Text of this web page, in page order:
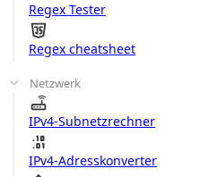
Regex Tester
Regex cheatsheet
Netzwerk
IPv4-Subnetzrechner
IPv4-Adresskonverter